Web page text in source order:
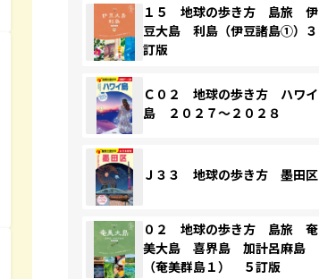
１５ 地球の歩き方 島旅 伊
豆大島 利島（伊豆諸島①）３
訂版
Ｃ０２ 地球の歩き方 ハワイ
島 ２０２７～２０２８
Ｊ３３ 地球の歩き方 墨田区
０２ 地球の歩き方 島旅 奄
美大島 喜界島 加計呂麻島
（奄美群島１） ５訂版